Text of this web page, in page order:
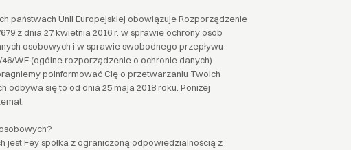
państwach Unii Europejskiej obowiązuje Rozporządzenie
z dnia 27 kwietnia 2016 r. w sprawie ochrony osób
osobowych i w sprawie swobodnego przepływu
WE (ogólne rozporządzenie o ochronie danych)
poinformować Cię o przetwarzaniu Twoich
odbywa się to od dnia 25 maja 2018 roku. Poniżej
jest Fey spółka z ograniczoną odpowiedzialnością z